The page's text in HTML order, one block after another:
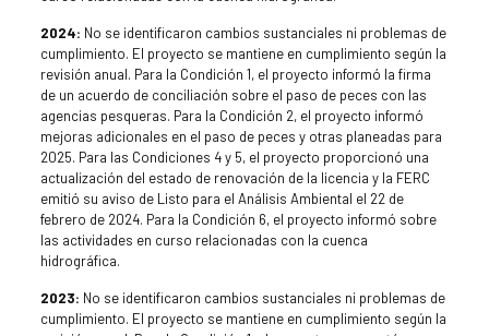
2024: No se identificaron cambios sustanciales ni problemas de
cumplimiento. El proyecto se mantiene en cumplimiento según la
revisión anual. Para la Condición 1, el proyecto informó la firma
de un acuerdo de conciliación sobre el paso de peces con las
agencias pesqueras. Para la Condición 2, el proyecto informó
mejoras adicionales en el paso de peces y otras planeadas para
2025. Para las Condiciones 4 y 5, el proyecto proporcionó una
actualización del estado de renovación de la licencia y la FERC
emitió su aviso de Listo para el Análisis Ambiental el 22 de
febrero de 2024. Para la Condición 6, el proyecto informó sobre
las actividades en curso relacionadas con la cuenca
hidrográfica.
2023: No se identificaron cambios sustanciales ni problemas de
cumplimiento. El proyecto se mantiene en cumplimiento según la